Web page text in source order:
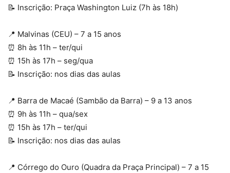
📝 Inscrição: Praça Washington Luiz (7h às 18h)
📍 Malvinas (CEU) – 7 a 15 anos
⏰ 8h às 11h – ter/qui
⏰ 15h às 17h – seg/qua
📝 Inscrição: nos dias das aulas
📍 Barra de Macaé (Sambão da Barra) – 9 a 13 anos
⏰ 9h às 11h – qua/sex
⏰ 15h às 17h – ter/qui
📝 Inscrição: nos dias das aulas
📍 Córrego do Ouro (Quadra da Praça Principal) – 7 a 15